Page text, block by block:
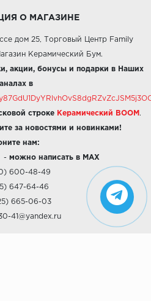
О МАГАЗИНЕ
дом 25, Торговый Центр Family
Керамический Бум.
акции, бонусы и подарки в Наших
в
строке Керамический BOOM .
за новостями и новинками!
нам:
можно написать в MAX
600-48-49
647-64-46
665-06-03
41@yandex.ru